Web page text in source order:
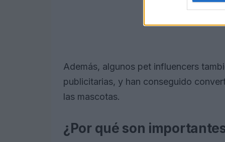
Además, algunos pet influencers
publicitarias, y han conseguido
las mascotas.
¿Por qué son